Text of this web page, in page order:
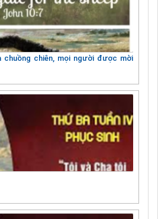
chuồng chiên, mọi người được mời